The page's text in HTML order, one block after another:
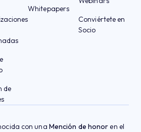
de
Whitepapers
Conviértete en
Socio
con una Mención de honor en el